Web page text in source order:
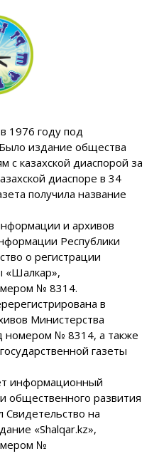
1976 году под
издание общества
с казахской диаспорой за
диаспоре в 34
получила название
и архивов
Республики
о регистрации
«Шалкар»,
№ 8314.
в
Министерства
номером № 8314, а также
газеты
информационный
общественного развития
Свидетельство на
«Shalqar.kz»,
№